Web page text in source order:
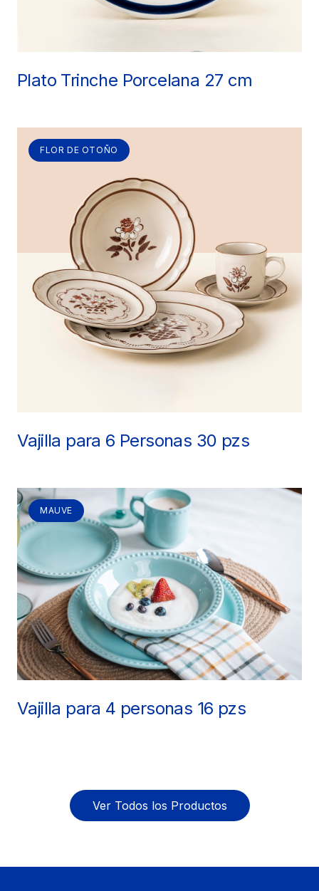
Plato Trinche Porcelana 27 cm
FLOR DE OTOÑO
Vajilla para 6 Personas 30 pzs
MAUVE
Vajilla para 4 personas 16 pzs
Ver Todos los Productos